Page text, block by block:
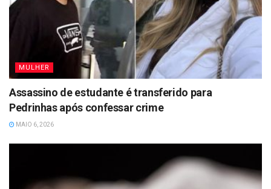
MULHER
Assassino de estudante é transferido para
Pedrinhas após confessar crime
MAIO 6, 2026